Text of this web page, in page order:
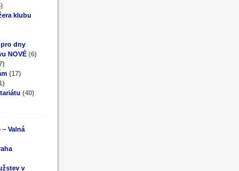
klubu
dny
NOVÉ (6)
(17)
(40)
Valná
v